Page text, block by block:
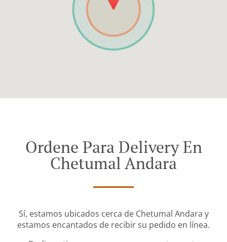
Ordene Para Delivery En
Chetumal Andara
Sí, estamos ubicados cerca de Chetumal Andara y
estamos encantados de recibir su pedido en línea.